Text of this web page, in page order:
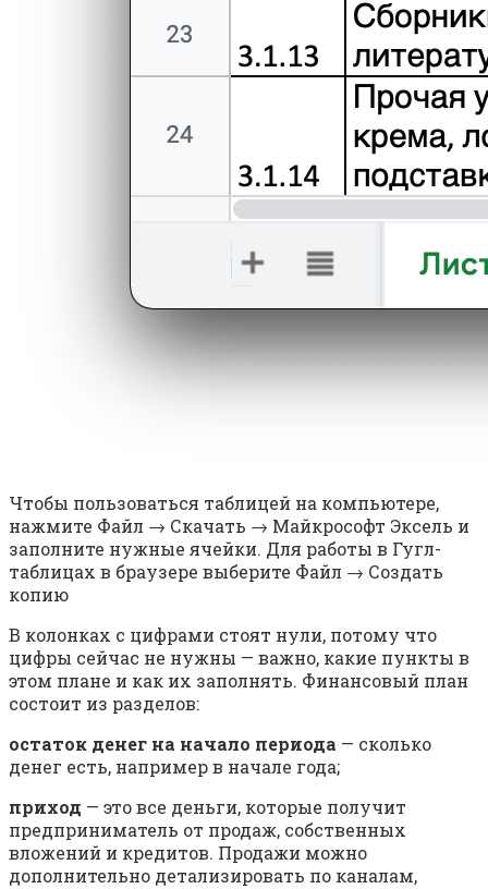
Чтобы пользоваться таблицей на компьютере,
нажмите Файл → Скачать → Майкрософт Эксель и
заполните нужные ячейки. Для работы в Гугл-
таблицах в браузере выберите Файл → Создать
копию
В колонках с цифрами стоят нули, потому что
цифры сейчас не нужны — важно, какие пункты в
этом плане и как их заполнять. Финансовый план
состоит из разделов:
остаток денег на начало периода — сколько
денег есть, например в начале года;
приход — это все деньги, которые получит
предприниматель от продаж, собственных
вложений и кредитов. Продажи можно
дополнительно детализировать по каналам,